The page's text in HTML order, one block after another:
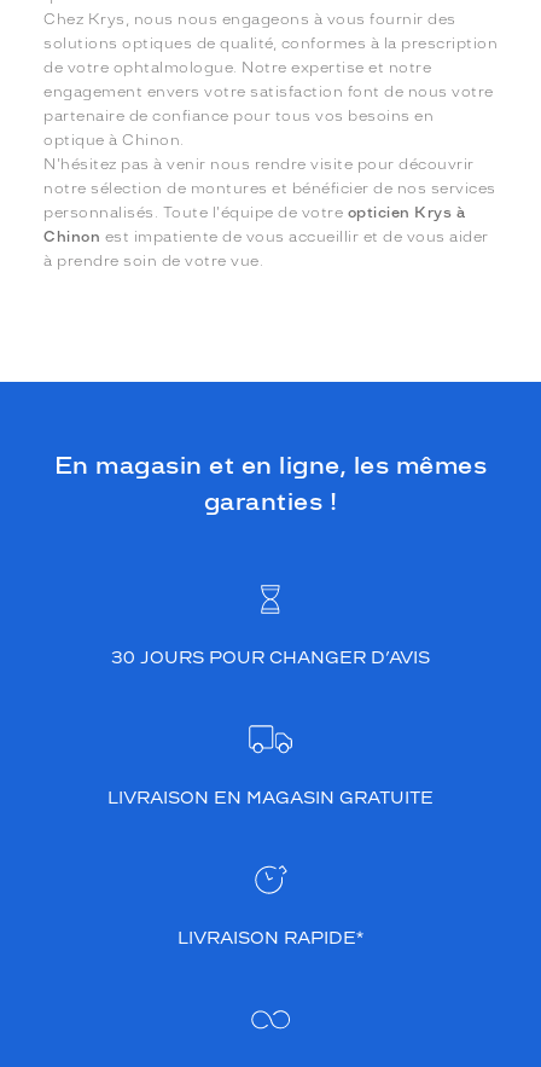
Chez Krys, nous nous engageons à vous fournir des
solutions optiques de qualité, conformes à la prescription
de votre ophtalmologue. Notre expertise et notre
engagement envers votre satisfaction font de nous votre
partenaire de confiance pour tous vos besoins en
optique à Chinon.
N'hésitez pas à venir nous rendre visite pour découvrir
notre sélection de montures et bénéficier de nos services
personnalisés. Toute l'équipe de votre opticien Krys à
Chinon est impatiente de vous accueillir et de vous aider
à prendre soin de votre vue.
En magasin et en ligne, les mêmes
garanties !
30 JOURS POUR CHANGER D’AVIS
LIVRAISON EN MAGASIN GRATUITE
LIVRAISON RAPIDE*